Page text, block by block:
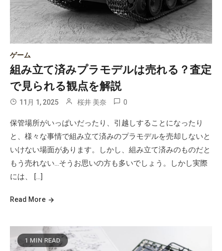
ゲーム
組み立て済みプラモデルは売れる？査定
で見られる観点を解説
11月 1, 2025 桜井 美奈 0
保管場所がいっぱいだったり、引越しすることになったり
と、様々な事情で組み立て済みのプラモデルを売却しないと
いけない場面があります。しかし、組み立て済みのものだと
もう売れない…そうお思いの方も多いでしょう。しかし実際
には、 […]
Read More
1 MIN READ